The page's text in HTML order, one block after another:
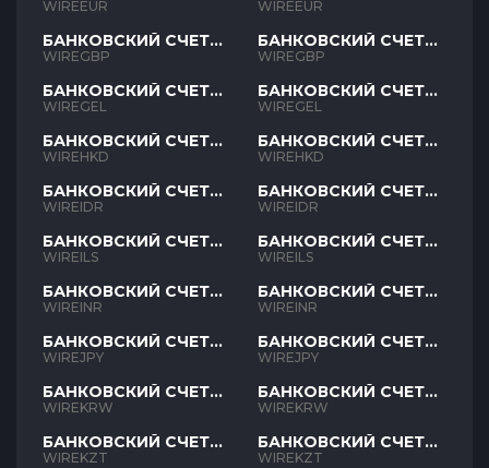
EUR
WIREEUR
БАНКОВСКИЙ СЧЕТ
GBP
WIREGBP
БАНКОВСКИЙ СЧЕТ
GEL
WIREGEL
БАНКОВСКИЙ СЧЕТ
HKD
WIREHKD
БАНКОВСКИЙ СЧЕТ
IDR
WIREIDR
БАНКОВСКИЙ СЧЕТ
ILS
WIREILS
БАНКОВСКИЙ СЧЕТ
INR
WIREINR
БАНКОВСКИЙ СЧЕТ
JPY
WIREJPY
БАНКОВСКИЙ СЧЕТ
KRW
WIREKRW
БАНКОВСКИЙ СЧЕТ
KZT
WIREKZT
EUR
WIREEUR
БАНКОВСКИЙ СЧЕТ
GBP
WIREGBP
БАНКОВСКИЙ СЧЕТ
GEL
WIREGEL
БАНКОВСКИЙ СЧЕТ
HKD
WIREHKD
БАНКОВСКИЙ СЧЕТ
IDR
WIREIDR
БАНКОВСКИЙ СЧЕТ
ILS
WIREILS
БАНКОВСКИЙ СЧЕТ
INR
WIREINR
БАНКОВСКИЙ СЧЕТ
JPY
WIREJPY
БАНКОВСКИЙ СЧЕТ
KRW
WIREKRW
БАНКОВСКИЙ СЧЕТ
KZT
WIREKZT